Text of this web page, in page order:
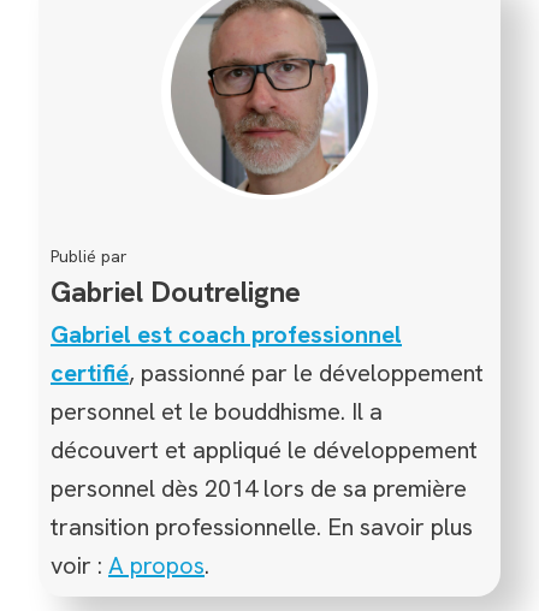
Publié par
Gabriel Doutreligne
Gabriel est coach professionnel
certifié, passionné par le développement
personnel et le bouddhisme. Il a
découvert et appliqué le développement
personnel dès 2014 lors de sa première
transition professionnelle. En savoir plus
voir : A propos.